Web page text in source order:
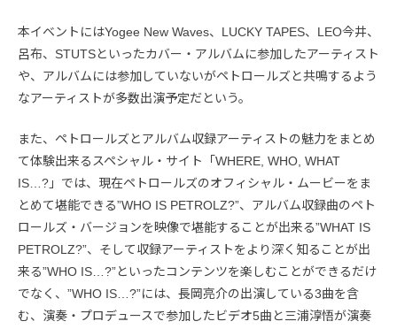
本イベントにはYogee New Waves、LUCKY TAPES、LEO今井、
呂布、STUTSといったカバー・アルバムに参加したアーティスト
や、アルバムには参加していないがペトロールズと共鳴するよう
なアーティストが多数出演予定だという。
また、ペトロールズとアルバム収録アーティストの魅力をまとめ
て体験出来るスペシャル・サイト「WHERE, WHO, WHAT
IS…?」では、現在ペトロールズのオフィシャル・ムービーをま
とめて堪能できる”WHO IS PETROLZ?”、アルバム収録曲のペト
ロールズ・バージョンを映像で堪能することが出来る”WHAT IS
PETROLZ?”、そして収録アーティストをより深く知ることが出
来る”WHO IS…?”といったコンテンツを楽しむことができるだけ
でなく、”WHO IS…?”には、長岡亮介の出演している3曲を含
む、演奏・プロデュースで参加したビデオ5曲と三浦淳悟が演奏